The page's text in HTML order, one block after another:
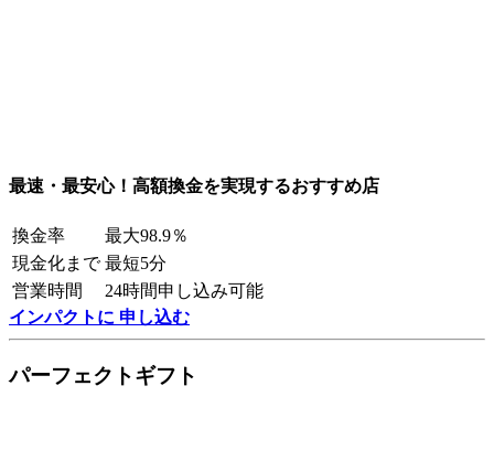
最速・最安心！高額換金を実現するおすすめ店
換金率
最大98.9％
現金化まで 最短5分
営業時間
24時間申し込み可能
インパクトに 申し込む
パーフェクトギフト